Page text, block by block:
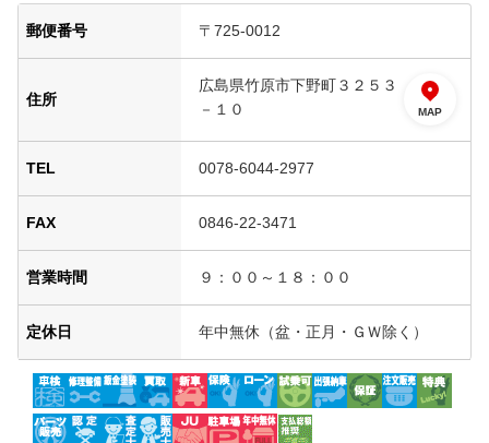
郵便番号 〒725-0012
住所
広島県竹原市下野町３２５３
－１０
MAP
TEL 0078-6044-2977
FAX 0846-22-3471
営業時間 ９：００～１８：００
定休日 年中無休（盆・正月・ＧＷ除く）